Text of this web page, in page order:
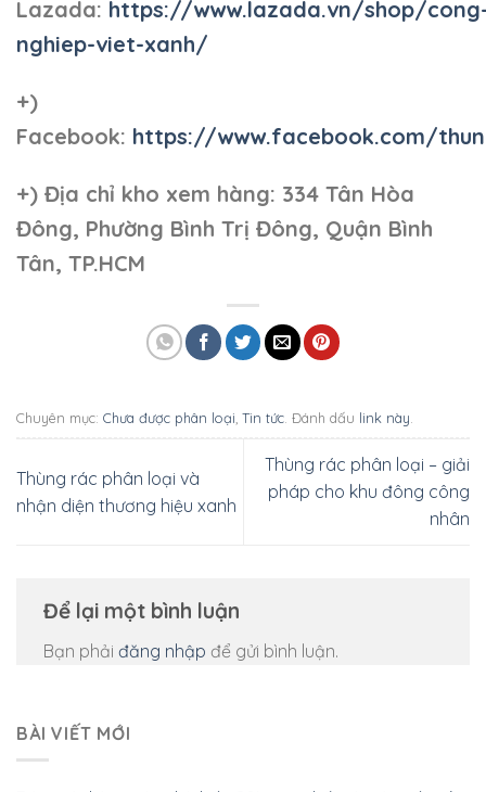
Lazada: https://www.lazada.vn/shop/
nghiep-viet-xanh/
+)
Facebook: https://www.facebook.com/
+) Địa chỉ kho xem hàng: 334 Tân Hòa
Đông, Phường Bình Trị Đông, Quận Bình
Tân, TP.HCM
Chuyên mục: Chưa được phân loại Tin tức . Đánh dấu link này
Thùng rác phân loại và
nhận diện thương hiệu xanh
Thùng rác phân loại – giải
pháp cho khu đông công
nhân
Để lại một bình luận
Bạn phải đăng nhập để gửi bình luận.
BÀI VIẾT MỚI